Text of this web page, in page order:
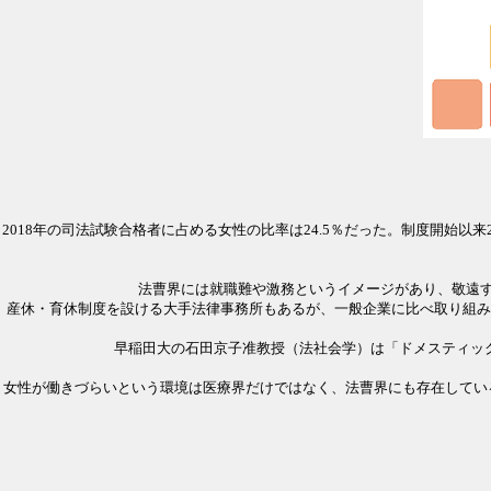
2018年の司法試験合格者に占める女性の比率は24.5％だった。制度開始以
法曹界には就職難や激務というイメージがあり、敬遠
産休・育休制度を設ける大手法律事務所もあるが、一般企業に比べ取り
早稲田大の石田京子准教授（法社会学）は「ドメスティ
女性が働きづらいという環境は医療界だけではなく、法曹界にも存在して